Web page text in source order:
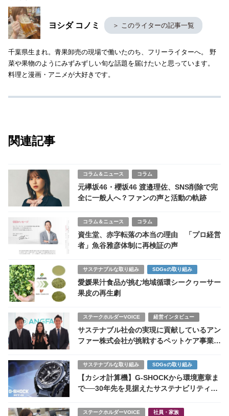
ヨシダ コノミ ＞ このライターの記事一覧
千葉県生まれ。青果卸売の現場で働いたのち、フリーライターへ。 野
菜や果物のようにみずみずしい旬な話題を届けたいと思っています。
料理と漫画・アニメが大好きです。
関連記事
コラム＆ニュース コラム
元欅坂46・櫻坂46 渡邉理佐、SNS削除で完
全に一般人へ？ファンの声と活動の軌跡
コラム＆ニュース コラム
資生堂、赤字転落の本当の理由 「プロ経営
者」魚谷雅彦体制に再検証の声
サステナブルな取り組み SDGsの取り組み
愛媛果汁食品が挑む地域循環シークヮーサー
果皮の再生劇
ステークホルダーVOICE 経営インタビュー
サステナブル社会の実現に貢献しているアン
ファー株式会社が挑戦するペットケア事業｜
「HUG ONE(ハグワン)」
サステナブルな取り組み SDGsの取り組み
【カシオ計算機】G-SHOCKから環境憲章ま
で──30年先を見据えたサステナビリティの
ステークホルダーVOICE 社員・家族